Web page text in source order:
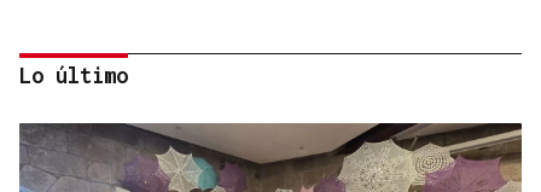
Lo último